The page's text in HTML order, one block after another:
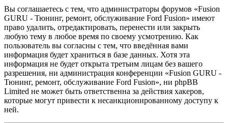
Вы соглашаетесь с тем, что администраторы форумов «Fusion
GURU - Тюнинг, ремонт, обслуживание Ford Fusion» имеют
право удалить, отредактировать, перенести или закрыть
любую тему в любое время по своему усмотрению. Как
пользователь вы согласны с тем, что введённая вами
информация будет храниться в базе данных. Хотя эта
информация не будет открыта третьим лицам без вашего
разрешения, ни администрация конференции «Fusion GURU -
Тюнинг, ремонт, обслуживание Ford Fusion», ни phpBB
Limited не может быть ответственна за действия хакеров,
которые могут привести к несанкционированному доступу к
ней.